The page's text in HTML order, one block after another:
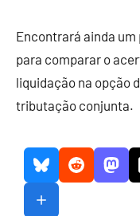
Encontrará ainda
para comparar o
liquidação na opção
tributação conjunta.